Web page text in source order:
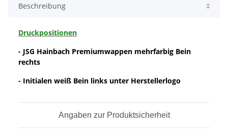
Beschreibung
Druckpositionen
- JSG Hainbach Premiumwappen mehrfarbig Bein
rechts
- Initialen weiß Bein links unter Herstellerlogo
Angaben zur Produktsicherheit